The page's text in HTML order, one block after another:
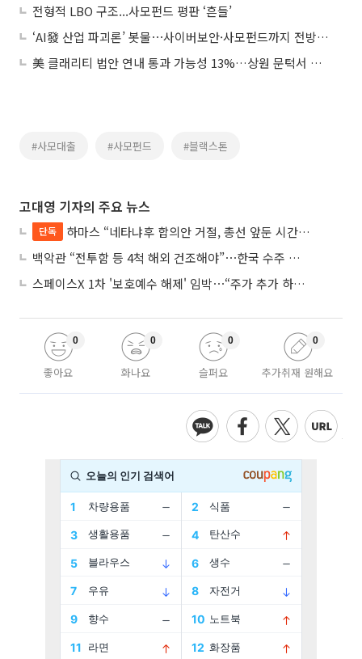
전형적 LBO 구조...사모펀드 평판 ‘흔들’
‘AI發 산업 파괴론’ 봇물⋯사이버보안·사모펀드까지 전방위 확산
美 클래리티 법안 연내 통과 가능성 13%…상원 문턱서 제동
#사모대출 #사모펀드 #블랙스톤
고대영 기자의 주요 뉴스
단독
하마스 “네타냐후 합의안 거절, 총선 앞둔 시간 끌기”
백악관 “전투함 등 4척 해외 건조해야”⋯한국 수주 기대
스페이스X 1차 '보호예수 해제' 임박⋯“주가 추가 하락 가능성”
좋아요
0
화나요
0
슬퍼요
0
추가취재 원해요
0